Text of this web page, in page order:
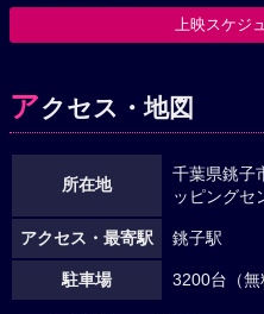
上映スケジ
アクセス・地図
所在地
千葉県銚子
ッピングセ
アクセス・最寄駅 銚子駅
駐車場 3200台（無